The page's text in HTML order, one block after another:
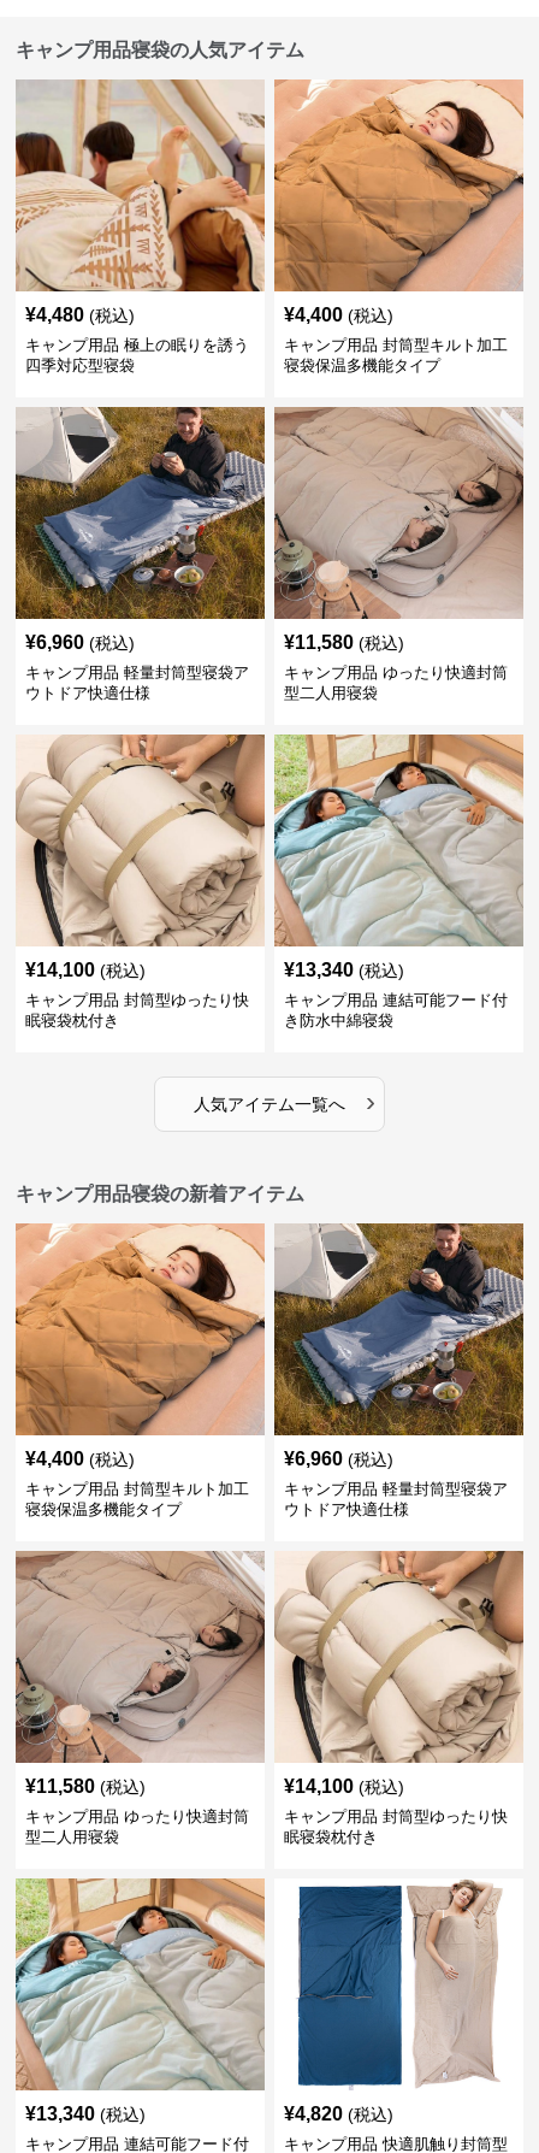
キャンプ用品寝袋の人気アイテム
¥4,480 (税込)
キャンプ用品 極上の眠りを誘う
四季対応型寝袋
¥4,400 (税込)
キャンプ用品 封筒型キルト加工
寝袋保温多機能タイプ
¥6,960 (税込)
キャンプ用品 軽量封筒型寝袋ア
ウトドア快適仕様
¥11,580 (税込)
キャンプ用品 ゆったり快適封筒
型二人用寝袋
¥14,100 (税込)
キャンプ用品 封筒型ゆったり快
眠寝袋枕付き
¥13,340 (税込)
キャンプ用品 連結可能フード付
き防水中綿寝袋
人気アイテム一覧へ ›
キャンプ用品寝袋の新着アイテム
¥4,400 (税込)
キャンプ用品 封筒型キルト加工
寝袋保温多機能タイプ
¥6,960 (税込)
キャンプ用品 軽量封筒型寝袋ア
ウトドア快適仕様
¥11,580 (税込)
キャンプ用品 ゆったり快適封筒
型二人用寝袋
¥14,100 (税込)
キャンプ用品 封筒型ゆったり快
眠寝袋枕付き
¥13,340 (税込)
キャンプ用品 連結可能フード付
¥4,820 (税込)
キャンプ用品 快適肌触り封筒型